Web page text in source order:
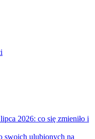
2026: co się zmieniło i
swoich ulubionych na